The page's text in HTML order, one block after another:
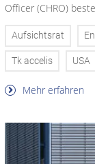
Officer (CHRO)
Aufsichtsrat
Tk accelis USA
Mehr erfahren